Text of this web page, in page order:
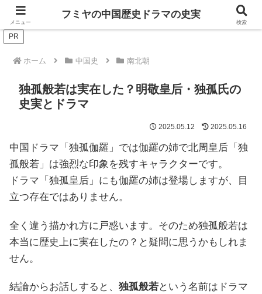
ドラマは歴史を知るともっと面白い！
PR
ホーム 中国史 南北朝
独孤般若は実在した？明敬皇后・独孤氏の
史実とドラマ
2025.05.12 2025.05.16
中国ドラマ「独孤伽羅」では伽羅の姉で北周皇后「独
孤般若」は強烈な印象を残すキャラクターです。
ドラマ「独孤皇后」にも伽羅の姉は登場しますが、目
立つ存在ではありません。
全く違う描かれ方に戸惑います。そのため独孤般若は
本当に歴史上に実在したの？と疑問に思うかもしれま
せん。
結論からお話しすると、 独孤般若という名前はドラマ
メニュー
フミヤの中国歴史ドラマの史実
検索